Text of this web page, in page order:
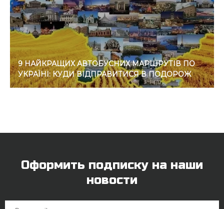
9 НАЙКРАЩИХ АВТОБУСНИХ МАРШРУТІВ ПО
УКРАЇНІ: КУДИ ВІДПРАВИТИСЯ В ПОДОРОЖ
Оформить подписку на наши
новости